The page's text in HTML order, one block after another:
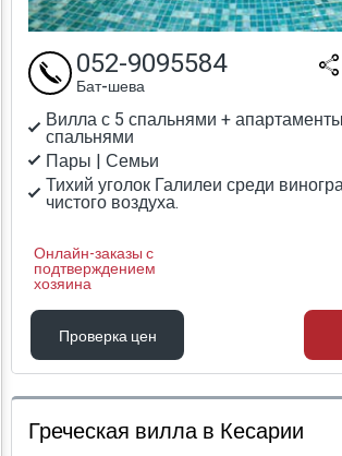
Вилла с 5 спальнями +
спальнями
Пары | Семьи
Тихий уголок Галилеи среди
чистого воздуха.
Онлайн-заказы с
подтверждением
хозяина
052-9095584
Бат-шева
Проверка цен
Проверка цен
Греческая вилла в Кесарии